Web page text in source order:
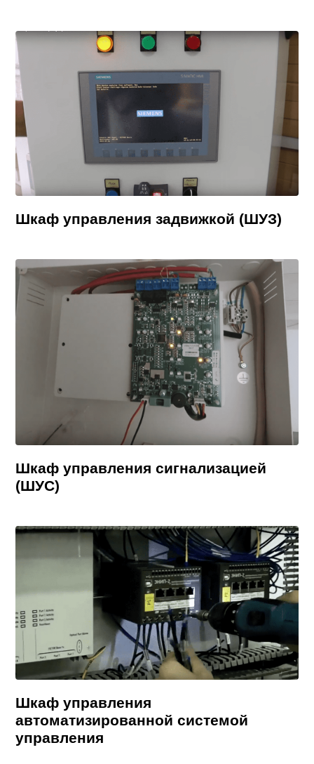
Шкаф управления задвижкой (ШУЗ)
Шкаф управления сигнализацией
(ШУС)
Шкаф управления
автоматизированной системой
управления